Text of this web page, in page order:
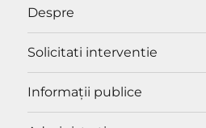
Despre
Solicitati interventie
Informaţii publice